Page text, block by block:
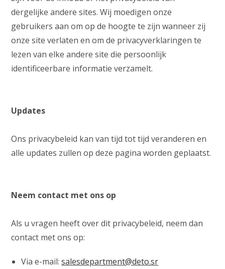
dergelijke andere sites. Wij moedigen onze
gebruikers aan om op de hoogte te zijn wanneer zij
onze site verlaten en om de privacyverklaringen te
lezen van elke andere site die persoonlijk
identificeerbare informatie verzamelt.
Updates
Ons privacybeleid kan van tijd tot tijd veranderen en
alle updates zullen op deze pagina worden geplaatst.
Neem contact met ons op
Als u vragen heeft over dit privacybeleid, neem dan
contact met ons op:
Via e-mail:salesdepartment@deto.sr